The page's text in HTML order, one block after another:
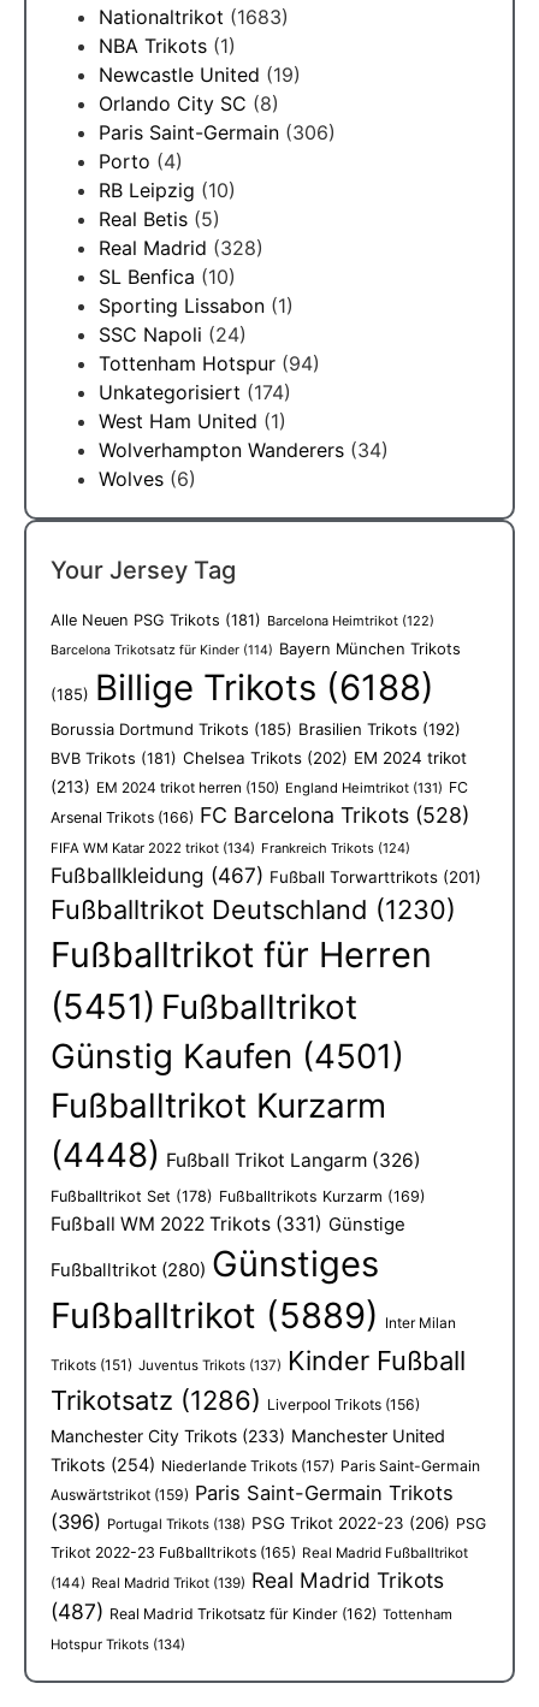
Nationaltrikot (1683)
NBA Trikots (1)
Newcastle United (19)
Orlando City SC (8)
Paris Saint-Germain (306)
Porto (4)
RB Leipzig (10)
Real Betis (5)
Real Madrid (328)
SL Benfica (10)
Sporting Lissabon (1)
SSC Napoli (24)
Tottenham Hotspur (94)
Unkategorisiert (174)
West Ham United (1)
Wolverhampton Wanderers (34)
Wolves (6)
Your Jersey Tag
Alle Neuen PSG Trikots (181) Barcelona Heimtrikot (122)
Barcelona Trikotsatz für Kinder (114) Bayern München Trikots
(185) Billige Trikots (6188)
Borussia Dortmund Trikots (185) Brasilien Trikots (192)
BVB Trikots (181) Chelsea Trikots (202) EM 2024 trikot
(213) EM 2024 trikot herren (150) England Heimtrikot (131) FC
Arsenal Trikots (166) FC Barcelona Trikots (528)
FIFA WM Katar 2022 trikot (134) Frankreich Trikots (124)
Fußballkleidung (467) Fußball Torwarttrikots (201)
Fußballtrikot Deutschland (1230)
Fußballtrikot für Herren
(5451) Fußballtrikot
Günstig Kaufen (4501)
Fußballtrikot Kurzarm
(4448) Fußball Trikot Langarm (326)
Fußballtrikot Set (178) Fußballtrikots Kurzarm (169)
Fußball WM 2022 Trikots (331) Günstige
Fußballtrikot (280) Günstiges
Fußballtrikot (5889) Inter Milan
Trikots (151) Juventus Trikots (137) Kinder Fußball
Trikotsatz (1286) Liverpool Trikots (156)
Manchester City Trikots (233) Manchester United
Trikots (254) Niederlande Trikots (157) Paris Saint-Germain
Auswärtstrikot (159) Paris Saint-Germain Trikots
(396) Portugal Trikots (138) PSG Trikot 2022-23 (206) PSG
Trikot 2022-23 Fußballtrikots (165) Real Madrid Fußballtrikot
(144) Real Madrid Trikot (139) Real Madrid Trikots
(487) Real Madrid Trikotsatz für Kinder (162) Tottenham
Hotspur Trikots (134)